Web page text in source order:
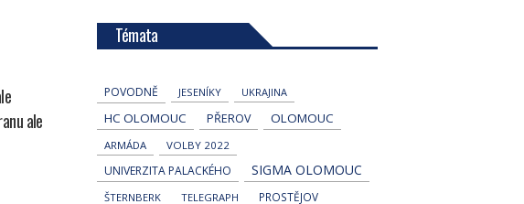
ale
Témata
POVODNĚ JESENÍKY UKRAJINA
HC OLOMOUC PŘEROV OLOMOUC
ARMÁDA VOLBY 2022
UNIVERZITA PALACKÉHO SIGMA OLOMOUC
ŠTERNBERK TELEGRAPH PROSTĚJOV